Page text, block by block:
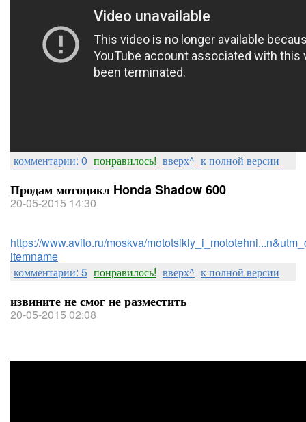
комментарии: 0 понравилось! вверх^ к полной версии
Продам мотоцикл Honda Shadow 600
20-05-2015 14:30
https://www.avito.ru/moskva/
itemname
комментарии: 5 понравилось! вверх^ к полной версии
извините не смог не разместить
20-05-2015 02:08